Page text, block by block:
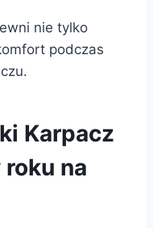
nie tylko
podczas
Karpacz
na